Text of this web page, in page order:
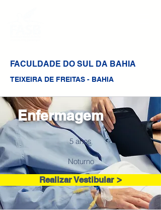
FACULDADE DO SUL DA BAHIA
TEIXEIRA DE FREITAS - BAHIA
Enfermagem
5 anos
Noturno
Realizar Vestibular >